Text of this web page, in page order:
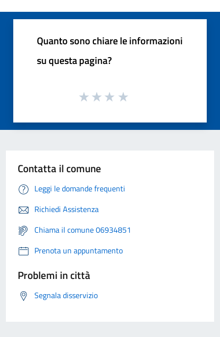
Quanto sono chiare le informazioni
su questa pagina?
Contatta il comune
Leggi le domande frequenti
Richiedi Assistenza
Chiama il comune 06934851
Prenota un appuntamento
Problemi in città
Segnala disservizio